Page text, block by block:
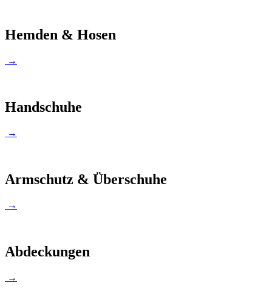
Hemden & Hosen
→
Handschuhe
→
Armschutz & Überschuhe
→
Abdeckungen
→